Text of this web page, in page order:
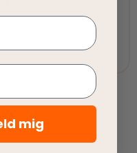
budgettet.
mig